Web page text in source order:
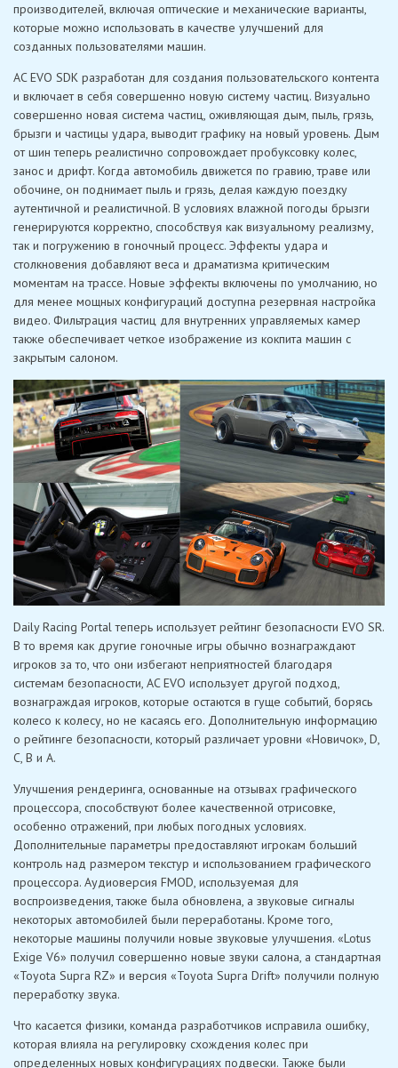
производителей, включая оптические и механические варианты,
которые можно использовать в качестве улучшений для
созданных пользователями машин.
AC EVO SDK разработан для создания пользовательского контента
и включает в себя совершенно новую систему частиц. Визуально
совершенно новая система частиц, оживляющая дым, пыль, грязь,
брызги и частицы удара, выводит графику на новый уровень. Дым
от шин теперь реалистично сопровождает пробуксовку колес,
занос и дрифт. Когда автомобиль движется по гравию, траве или
обочине, он поднимает пыль и грязь, делая каждую поездку
аутентичной и реалистичной. В условиях влажной погоды брызги
генерируются корректно, способствуя как визуальному реализму,
так и погружению в гоночный процесс. Эффекты удара и
столкновения добавляют веса и драматизма критическим
моментам на трассе. Новые эффекты включены по умолчанию, но
для менее мощных конфигураций доступна резервная настройка
видео. Фильтрация частиц для внутренних управляемых камер
также обеспечивает четкое изображение из кокпита машин с
закрытым салоном.
Daily Racing Portal теперь использует рейтинг безопасности EVO SR.
В то время как другие гоночные игры обычно вознаграждают
игроков за то, что они избегают неприятностей благодаря
системам безопасности, AC EVO использует другой подход,
вознаграждая игроков, которые остаются в гуще событий, борясь
колесо к колесу, но не касаясь его. Дополнительную информацию
о рейтинге безопасности, который различает уровни «Новичок», D,
C, B и A.
Улучшения рендеринга, основанные на отзывах графического
процессора, способствуют более качественной отрисовке,
особенно отражений, при любых погодных условиях.
Дополнительные параметры предоставляют игрокам больший
контроль над размером текстур и использованием графического
процессора. Аудиоверсия FMOD, используемая для
воспроизведения, также была обновлена, а звуковые сигналы
некоторых автомобилей были переработаны. Кроме того,
некоторые машины получили новые звуковые улучшения. «Lotus
Exige V6» получил совершенно новые звуки салона, а стандартная
«Toyota Supra RZ» и версия «Toyota Supra Drift» получили полную
переработку звука.
Что касается физики, команда разработчиков исправила ошибку,
которая влияла на регулировку схождения колес при
определенных новых конфигурациях подвески. Также были